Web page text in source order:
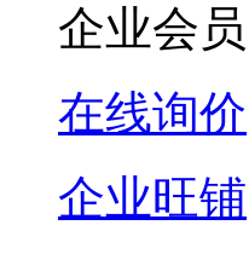
企业会员
在线询价
企业旺铺